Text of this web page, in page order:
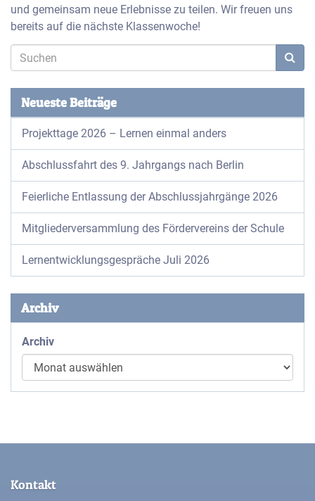
und gemeinsam neue Erlebnisse zu teilen. Wir freuen uns
bereits auf die nächste Klassenwoche!
Neueste Beiträge
Projekttage 2026 – Lernen einmal anders
Abschlussfahrt des 9. Jahrgangs nach Berlin
Feierliche Entlassung der Abschlussjahrgänge 2026
Mitgliederversammlung des Fördervereins der Schule
Lernentwicklungsgespräche Juli 2026
Archiv
Archiv
Kontakt